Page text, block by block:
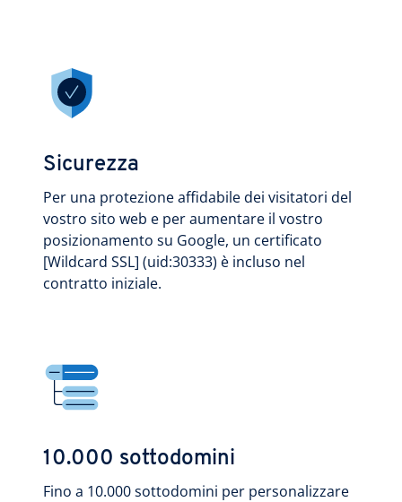
Sicurezza
Per una protezione affidabile dei visitatori del
vostro sito web e per aumentare il vostro
posizionamento su Google, un certificato
[Wildcard SSL] (uid:30333) è incluso nel
contratto iniziale.
10.000 sottodomini
Fino a 10.000 sottodomini per personalizzare